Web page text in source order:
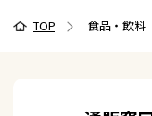
TOP 食品・飲料